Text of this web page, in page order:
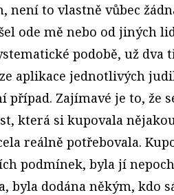
není to vlastně vůbec
ode mě nebo od jiných
podobě, už dva
aplikace jednotlivých
případ. Zajímavé je to, že
která si kupovala
reálně potřebovala.
podmínek, byla jí
byla dodána někým, kdo